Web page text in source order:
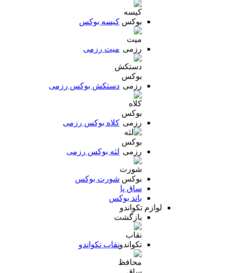
کیسه بوکس
میت رزمی
دستکش بوکس رزمی
کلاه بوکس رزمی
لثه بوکس رزمی
شورت بوکس
ساق پا
باند بوکس
لوازم تکواندو
بازگشت
نقاب تکواندو